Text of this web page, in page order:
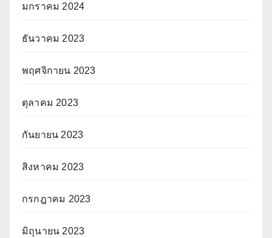
มกราคม 2024
ธันวาคม 2023
พฤศจิกายน 2023
ตุลาคม 2023
กันยายน 2023
สิงหาคม 2023
กรกฎาคม 2023
มิถุนายน 2023